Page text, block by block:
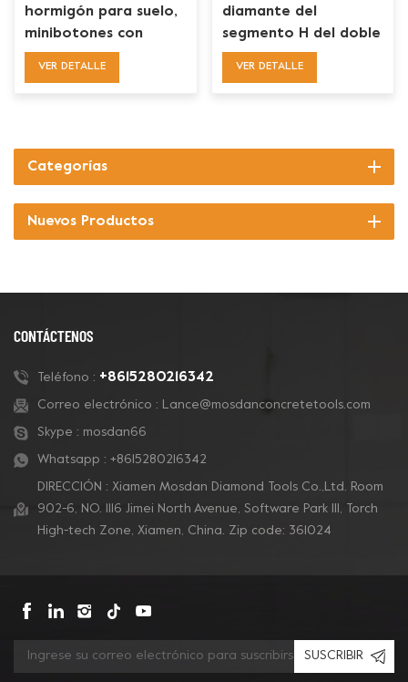
hormigón para suelo,
minibotones con
cambio Ez súper
VER DETALLE
diamante del
segmento H del doble
del cambio de HTC Ez
VER DETALLE
Categorías
Nuevos Productos
CONTÁCTENOS
Teléfono : +8615280216342
Correo electrónico : Lance@mosdanconcretetools.com
Skype : mosdan66
Whatsapp : +8615280216342
DIRECCIÓN : Xiamen Mosdan Diamond Tools Co.,Ltd. Room
902-6, NO. 1116 Jimei North Avenue, Software Park Ill, Torch
High-tech Zone, Xiamen, China. Zip code: 361024
SUSCRIBIR